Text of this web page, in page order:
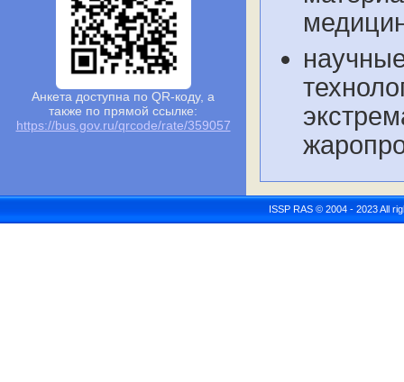
Анкета доступна по QR-коду, а
также по прямой ссылке:
https://bus.gov.ru/qrcode/rate/359057
ISSP RAS © 2004 - 2023 All